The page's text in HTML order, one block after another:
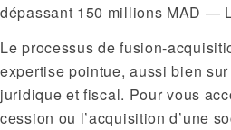
dépassant 150 millions MAD —
Le processus de fusion-
expertise pointue, aussi bien
juridique et fiscal. Pour vous
cession ou l’acquisition d’une